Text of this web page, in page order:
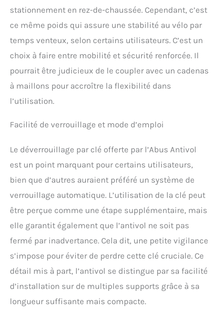
stationnement en rez-de-chaussée. Cependant, c’est
ce même poids qui assure une stabilité au vélo par
temps venteux, selon certains utilisateurs. C’est un
choix à faire entre mobilité et sécurité renforcée. Il
pourrait être judicieux de le coupler avec un cadenas
à maillons pour accroître la flexibilité dans
l’utilisation.
Facilité de verrouillage et mode d’emploi
Le déverrouillage par clé offerte par l’Abus Antivol
est un point marquant pour certains utilisateurs,
bien que d’autres auraient préféré un système de
verrouillage automatique. L’utilisation de la clé peut
être perçue comme une étape supplémentaire, mais
elle garantit également que l’antivol ne soit pas
fermé par inadvertance. Cela dit, une petite vigilance
s’impose pour éviter de perdre cette clé cruciale. Ce
détail mis à part, l’antivol se distingue par sa facilité
d’installation sur de multiples supports grâce à sa
longueur suffisante mais compacte.